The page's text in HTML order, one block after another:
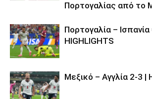
Πορτογαλίας από το
Πορτογαλία – Ισπανία
HIGHLIGHTS
Μεξικό – Αγγλία 2-3 |